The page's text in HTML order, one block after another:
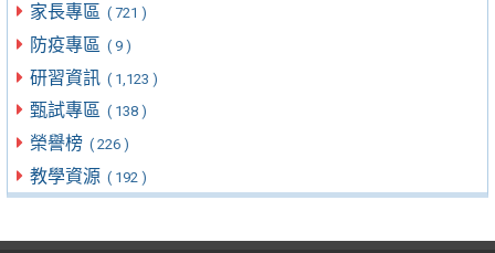
家長專區 ( 721 )
防疫專區 ( 9 )
研習資訊 ( 1,123 )
甄試專區 ( 138 )
榮譽榜 ( 226 )
教學資源 ( 192 )